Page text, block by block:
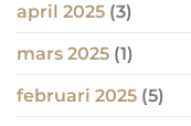
april 2025 (3)
mars 2025 (1)
februari 2025 (5)